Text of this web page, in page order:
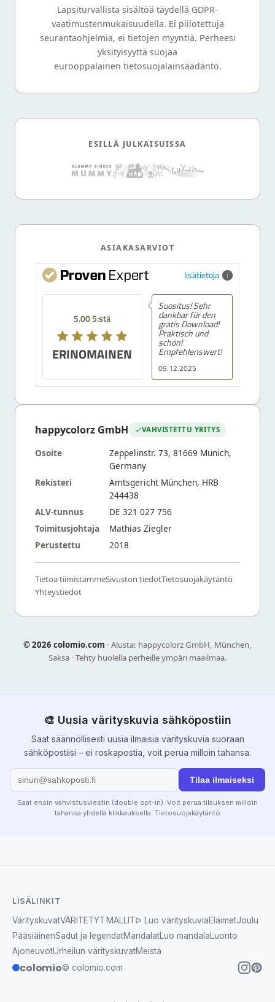
Lapsiturvallista sisältöä täydellä GDPR-
vaatimustenmukaisuudella. Ei piilotettuja
seurantaohjelmia, ei tietojen myyntiä. Perheesi
yksityisyyttä suojaa
eurooppalainen tietosuojalainsäädäntö.
ESILLÄ JULKAISUISSA
ASIAKASARVIOT
lisätietoja
5.00 5:stä
ERINOMAINEN
09.12.2025
Suositus! Sehr
dankbar für den
gratis Download!
Praktisch und
schön!
Empfehlenswert!
happycolorz GmbH VAHVISTETTU YRITYS
Osoite
Zeppelinstr. 73, 81669 Munich,
Germany
Rekisteri
Amtsgericht München, HRB
244438
ALV-tunnus
DE 321 027 756
Toimitusjohtaja
Mathias Ziegler
Perustettu
2018
Tietoa tiimistämmeSivuston tiedotTietosuojakäytäntö
Yhteystiedot
©2026 colomio.com · Alusta: happycolorz GmbH, München,
Saksa · Tehty huolella perheille ympäri maailmaa.
🎨 Uusia värityskuvia sähköpostiin
Saat säännöllisesti uusia ilmaisia värityskuvia suoraan
sähköpostiisi – ei roskapostia, voit perua milloin tahansa.
Tilaa ilmaiseksi
Saat ensin vahvistusviestin (double opt-in). Voit perua tilauksen milloin
tahansa yhdellä klikkauksella. Tietosuojakäytäntö
LISÄLINKIT
VärityskuvatVÄRITETYT MALLITᐅ Luo värityskuviaEläimetJoulu
PääsiäinenSadut ja legendatMandalatLuo mandalaLuonto
AjoneuvotUrheilun värityskuvatMeistä
colomio© colomio.com